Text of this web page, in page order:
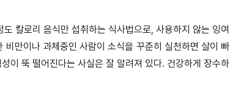
칼로리 음식만 섭취하는 식사법으로, 사용하지 않는 잉여
만이나 과체중인 사람이 소식을 꾸준히 실천하면 살이 빠
이 뚝 떨어진다는 사실은 잘 알려져 있다. 건강하게 장수하